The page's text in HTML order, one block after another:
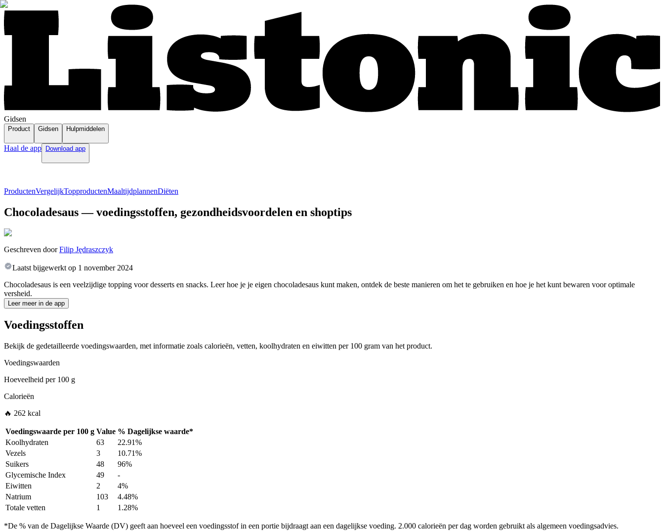
Gidsen
Product Gidsen Hulpmiddelen
Haal de app Download app
ProductenVergelijkTopproductenMaaltijdplannenDiëten
Chocoladesaus — voedingsstoffen, gezondheidsvoordelen en shoptips
Geschreven door Filip Jędraszczyk
Laatst bijgewerkt op 1 november 2024
Chocoladesaus is een veelzijdige topping voor desserts en snacks. Leer hoe je je eigen chocoladesaus kunt maken, ontdek de beste manieren om het te gebruiken en hoe je het kunt bewaren voor optimale
versheid.
Leer meer in de app
Voedingsstoffen
Bekijk de gedetailleerde voedingswaarden, met informatie zoals calorieën, vetten, koolhydraten en eiwitten per 100 gram van het product.
Voedingswaarden
Hoeveelheid per100 g
Calorieën
🔥 262 kcal
Voedingswaarde per 100 g Value % Dagelijkse waarde*
Koolhydraten
63
22.91%
Vezels
3
10.71%
Suikers
48
96%
Glycemische Index
49
-
Eiwitten
2
4%
Natrium
103
4.48%
Totale vetten
1 1.28%
*De % van de Dagelijkse Waarde (DV) geeft aan hoeveel een voedingsstof in een portie bijdraagt aan een dagelijkse voeding. 2.000 calorieën per dag worden gebruikt als algemeen voedingsadvies.